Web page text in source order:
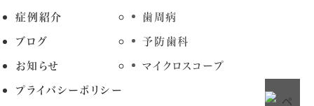
症例紹介
ブログ
お知らせ
プライバシーポリシー
歯周病
予防歯科
マイクロスコープ